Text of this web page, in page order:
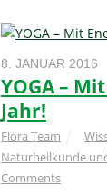
8. JANUAR 2016
YOGA –
Jahr!
Flora Team
Naturheilkunde
Comments